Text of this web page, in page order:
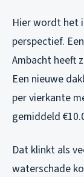
Hier wordt het
perspectief.
Ambacht heeft
Een nieuwe
per vierkante
gemiddeld
Dat klinkt als
waterschade